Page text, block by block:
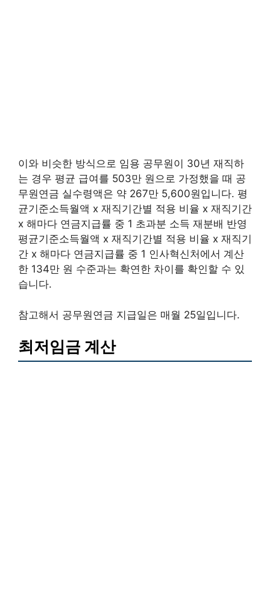
이와 비슷한 방식으로 임용 공무원이 30년 재직하
는 경우 평균 급여를 503만 원으로 가정했을 때 공
무원연금 실수령액은 약 267만 5,600원입니다. 평
균기준소득월액 x 재직기간별 적용 비율 x 재직기간
x 해마다 연금지급률 중 1 초과분 소득 재분배 반영
평균기준소득월액 x 재직기간별 적용 비율 x 재직기
간 x 해마다 연금지급률 중 1 인사혁신처에서 계산
한 134만 원 수준과는 확연한 차이를 확인할 수 있
습니다.
참고해서 공무원연금 지급일은 매월 25일입니다.
최저임금 계산